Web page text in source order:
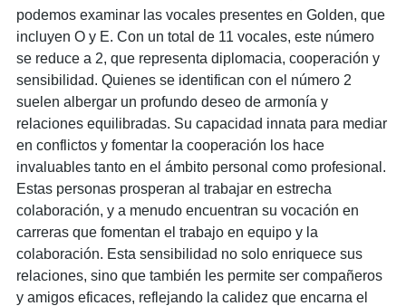
podemos examinar las vocales presentes en Golden, que
incluyen O y E. Con un total de 11 vocales, este número
se reduce a 2, que representa diplomacia, cooperación y
sensibilidad. Quienes se identifican con el número 2
suelen albergar un profundo deseo de armonía y
relaciones equilibradas. Su capacidad innata para mediar
en conflictos y fomentar la cooperación los hace
invaluables tanto en el ámbito personal como profesional.
Estas personas prosperan al trabajar en estrecha
colaboración, y a menudo encuentran su vocación en
carreras que fomentan el trabajo en equipo y la
colaboración. Esta sensibilidad no solo enriquece sus
relaciones, sino que también les permite ser compañeros
y amigos eficaces, reflejando la calidez que encarna el